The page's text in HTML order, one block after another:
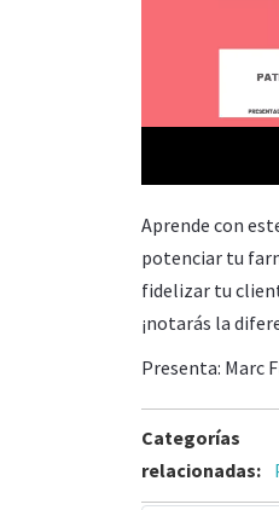
Aprende con
potenciar tu
fidelizar tu
¡notarás la
Presenta: Marc
Categorías
relacionadas: